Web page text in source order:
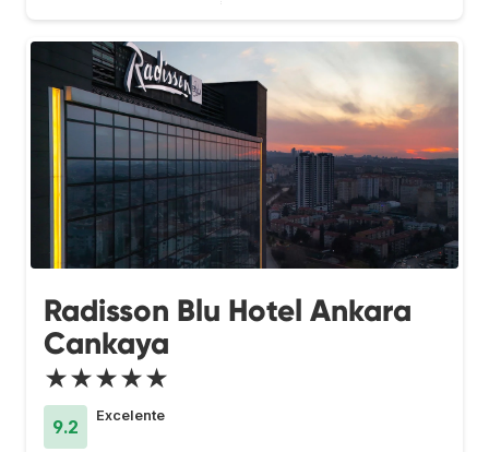
Radisson Blu Hotel Ankara
Cankaya
★★★★★
9.2
Excelente